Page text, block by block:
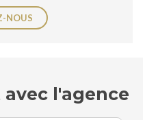
NOUS
l'agence